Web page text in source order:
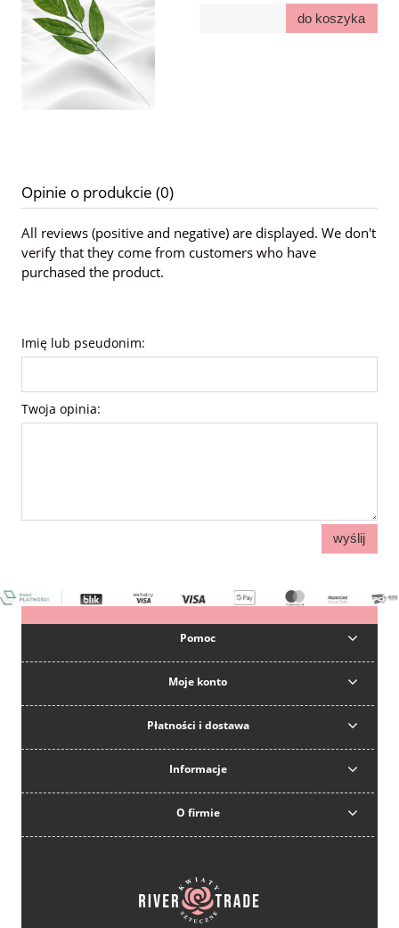
do koszyka
Opinie o produkcie (0)
All reviews (positive and negative) are displayed. We don't
verify that they come from customers who have
purchased the product.
Imię lub pseudonim:
Twoja opinia:
wyślij
Pomoc
Moje konto
Płatności i dostawa
Informacje
O firmie